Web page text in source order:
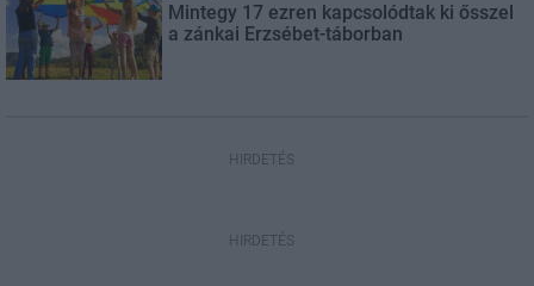
Mintegy 17 ezren kapcsolódtak ki ősszel
a zánkai Erzsébet-táborban
HIRDETÉS
HIRDETÉS